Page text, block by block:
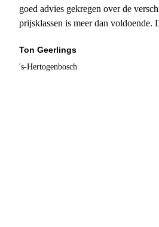
goed advies gekregen over de
prijsklassen is meer dan voldoende.
Ton Geerlings
's-Hertogenbosch